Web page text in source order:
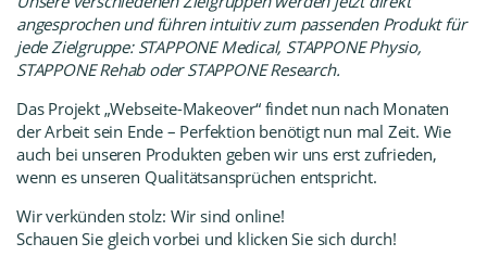
angesprochen und führen intuitiv zum passenden Produkt für
jede Zielgruppe: STAPPONE Medical, STAPPONE Physio,
STAPPONE RehaboderSTAPPONE Research.
Das Projekt „Webseite-Makeover“ findet nun nach Monaten
der Arbeit sein Ende – Perfektion benötigt nun mal Zeit. Wie
auch bei unseren Produkten geben wir uns erst zufrieden,
wenn es unseren Qualitätsansprüchen entspricht.
Wir verkünden stolz: Wir sind online!
Schauen Sie gleich vorbei und klicken Sie sich durch!